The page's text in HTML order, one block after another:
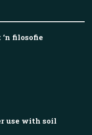
filosofie
use with soil